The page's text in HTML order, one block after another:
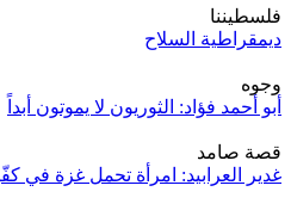
فلسطيننا
ديمقراطية السلاح
وجوه
أبو أحمد فؤاد: الثوريون لا يموتون أبداً
قصة صامد
غدير العرابيد: امرأة تحمل غزة في